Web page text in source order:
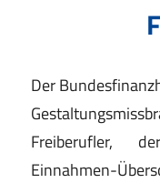
Der
Freiberufler,
Einnahmen-